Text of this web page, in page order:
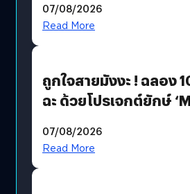
07/08/2026
Read More
ถูกใจสายมังงะ ! ฉลอง
ฉะ ด้วยโปรเจกต์ยักษ์
มีภาษาไทยด้วย
07/08/2026
Read More